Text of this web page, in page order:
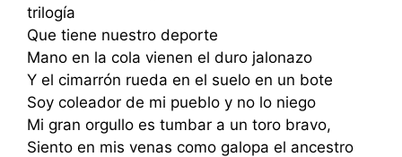
trilogía
Que tiene nuestro deporte
Mano en la cola vienen el duro jalonazo
Y el cimarrón rueda en el suelo en un bote
Soy coleador de mi pueblo y no lo niego
Mi gran orgullo es tumbar a un toro bravo,
Siento en mis venas como galopa el ancestro